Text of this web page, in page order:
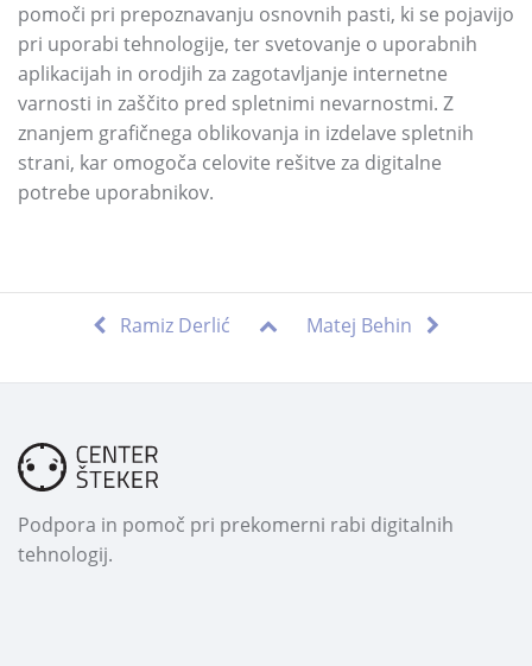
pomoči pri prepoznavanju osnovnih pasti, ki se pojavijo
pri uporabi tehnologije, ter svetovanje o uporabnih
aplikacijah in orodjih za zagotavljanje internetne
varnosti in zaščito pred spletnimi nevarnostmi. Z
znanjem grafičnega oblikovanja in izdelave spletnih
strani, kar omogoča celovite rešitve za digitalne
potrebe uporabnikov.
Ramiz Derlić Matej Behin
Podpora in pomoč pri prekomerni rabi digitalnih
tehnologij.